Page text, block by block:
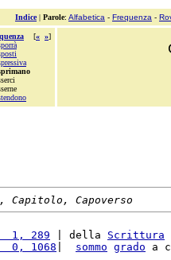
Indice| Parole: Alfabetica - Frequenza -
[« »]
Capitolo, Capoverso
1, 289
| della Scrittura
0, 1068
sommo grado a